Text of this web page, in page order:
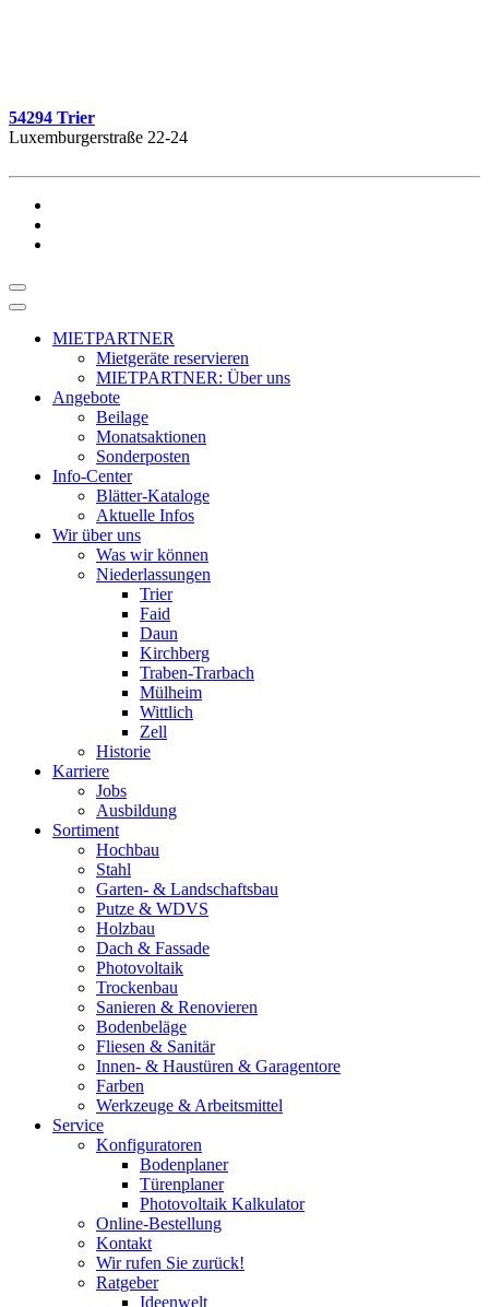
54294 Trier
Luxemburgerstraße 22-24
MIETPARTNER
Mietgeräte reservieren
MIETPARTNER: Über uns
Angebote
Beilage
Monatsaktionen
Sonderposten
Info-Center
Blätter-Kataloge
Aktuelle Infos
Wir über uns
Was wir können
Niederlassungen
Trier
Faid
Daun
Kirchberg
Traben-Trarbach
Mülheim
Wittlich
Zell
Historie
Karriere
Jobs
Ausbildung
Sortiment
Hochbau
Stahl
Garten- & Landschaftsbau
Putze & WDVS
Holzbau
Dach & Fassade
Photovoltaik
Trockenbau
Sanieren & Renovieren
Bodenbeläge
Fliesen & Sanitär
Innen- & Haustüren & Garagentore
Farben
Werkzeuge & Arbeitsmittel
Service
Konfiguratoren
Bodenplaner
Türenplaner
Photovoltaik Kalkulator
Online-Bestellung
Kontakt
Wir rufen Sie zurück!
Ratgeber
Ideenwelt